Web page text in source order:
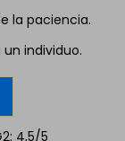
la paciencia.
individuo.
4,5/5